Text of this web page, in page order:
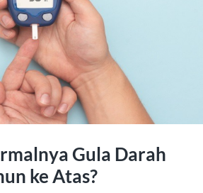
Gula Darah
ke Atas?